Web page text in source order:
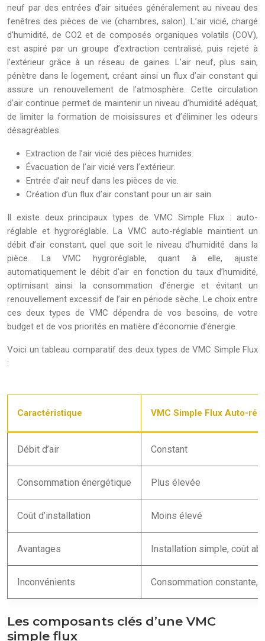
neuf par des entrées d’air situées généralement au niveau des
fenêtres des pièces de vie (chambres, salon). L’air vicié, chargé
d’humidité, de CO2 et de composés organiques volatils (COV),
est aspiré par un groupe d’extraction centralisé, puis rejeté à
l’extérieur grâce à un réseau de gaines. L’air neuf, plus sain,
pénètre dans le logement, créant ainsi un flux d’air constant qui
assure un renouvellement de l’atmosphère. Cette circulation
d’air continue permet de maintenir un niveau d’humidité adéquat,
de limiter la formation de moisissures et d’éliminer les odeurs
désagréables.
Extraction de l’air vicié des pièces humides.
Évacuation de l’air vicié vers l’extérieur.
Entrée d’air neuf dans les pièces de vie.
Création d’un flux d’air constant pour un air sain.
Il existe deux principaux types de VMC Simple Flux : auto-
réglable et hygroréglable. La VMC auto-réglable maintient un
débit d’air constant, quel que soit le niveau d’humidité dans la
pièce. La VMC hygroréglable, quant à elle, ajuste
automatiquement le débit d’air en fonction du taux d’humidité,
optimisant ainsi la consommation d’énergie et évitant un
renouvellement excessif de l’air en période sèche. Le choix entre
ces deux types de VMC dépendra de vos besoins, de votre
budget et de vos priorités en matière d’économie d’énergie.
Voici un tableau comparatif des deux types de VMC Simple Flux
:
Caractéristique VMC Simple Flux Auto-
Débit d’air Constant
Consommation énergétique Plus élevée
Coût d’installation Moins élevé
Avantages Installation simple, coût
Inconvénients Consommation constante,
Les composants clés d’une VMC
simple flux